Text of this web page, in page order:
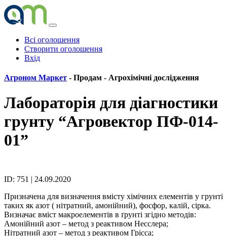
Всі оголошення
Створити оголошення
Вхід
Агроном Маркет - Продам - Агрохімічні дослідження
Лабораторія для діагностики
грунту “Агровектор ПФ-014-
01”
ID: 751 | 24.09.2020
Призначена для визначення вмісту хімічних елементів у грунті
таких як азот ( нітратний, амонійний), фосфор, калій, сірка.
Визначає вміст макроелементів в ґрунті згідно методів:
Амонійний азот – метод з реактивом Несслера;
Нітратний азот – метод з реактивом Грісса;